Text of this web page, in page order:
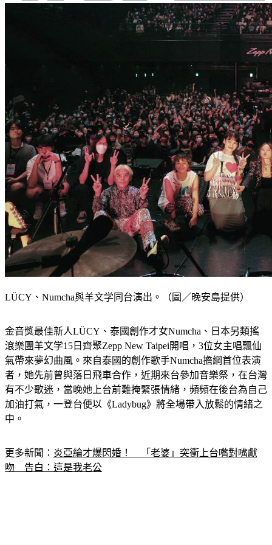
LÜCY、Numcha與羊文学同台演出。（圖／晚安島提供）
金音獎最佳新人LÜCY、泰國創作才女Numcha、日本另類搖
滾樂團羊文学15日齊聚Zepp New Taipei開唱，3位女主唱飄仙
氣帶來夢幻曲風。來自泰國的創作歌手Numcha擔綱首位表演
者，她先前曾與落日飛車合作，近期來台參加音樂祭，在台灣
有不少歌迷，當晚她上台前難掩緊張情緒，頻頻在後台為自己
加油打氣，一登台便以《Ladybug》將全場帶入放鬆的情緒之
中。
更多新聞： 炎亞綸才爆閃婚！　「老婆」突衝上台嘴對嘴獻
吻　告白：這是我老公